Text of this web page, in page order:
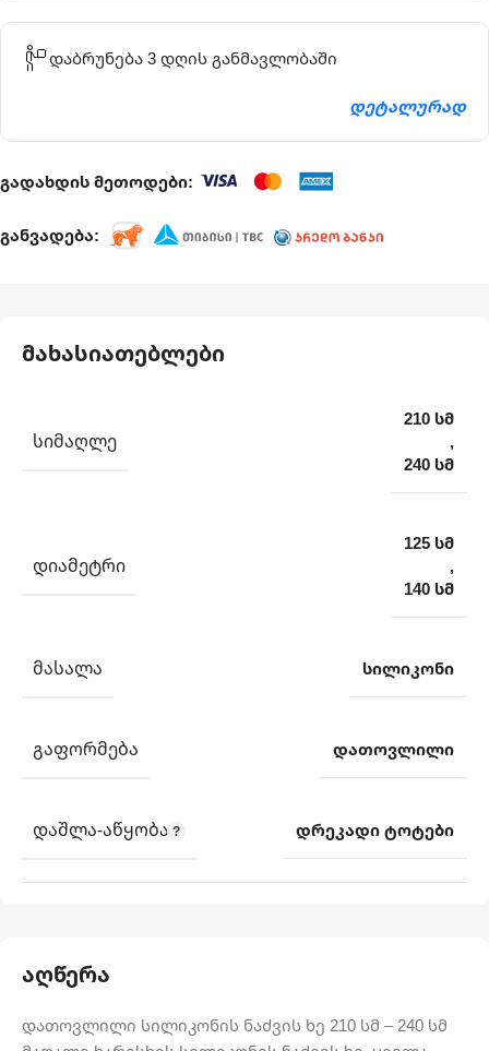
დაბრუნება 3 დღის განმავლობაში
დეტალურად
გადახდის მეთოდები:
განვადება:
აღწერა
დათოვლილი სილიკონის ნაძვის ხე 210 სმ – 240 სმ
მახასიათებლები
ᲡᲘᲛᲐᲦᲚᲔ
210 სმ
,
240 სმ
ᲓᲘᲐᲛᲔᲢᲠᲘ
125 სმ
,
140 სმ
ᲛᲐᲡᲐᲚᲐ სილიკონი
ᲒᲐᲤᲝᲠᲛᲔᲑᲐ დათოვლილი
ᲓᲐᲨᲚᲐ-ᲐᲬᲧᲝᲑᲐ დრეკადი ტოტები